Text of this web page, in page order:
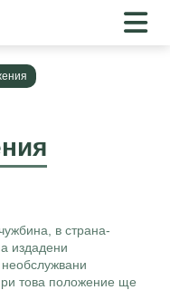
в страна-
издадени
това положение ще